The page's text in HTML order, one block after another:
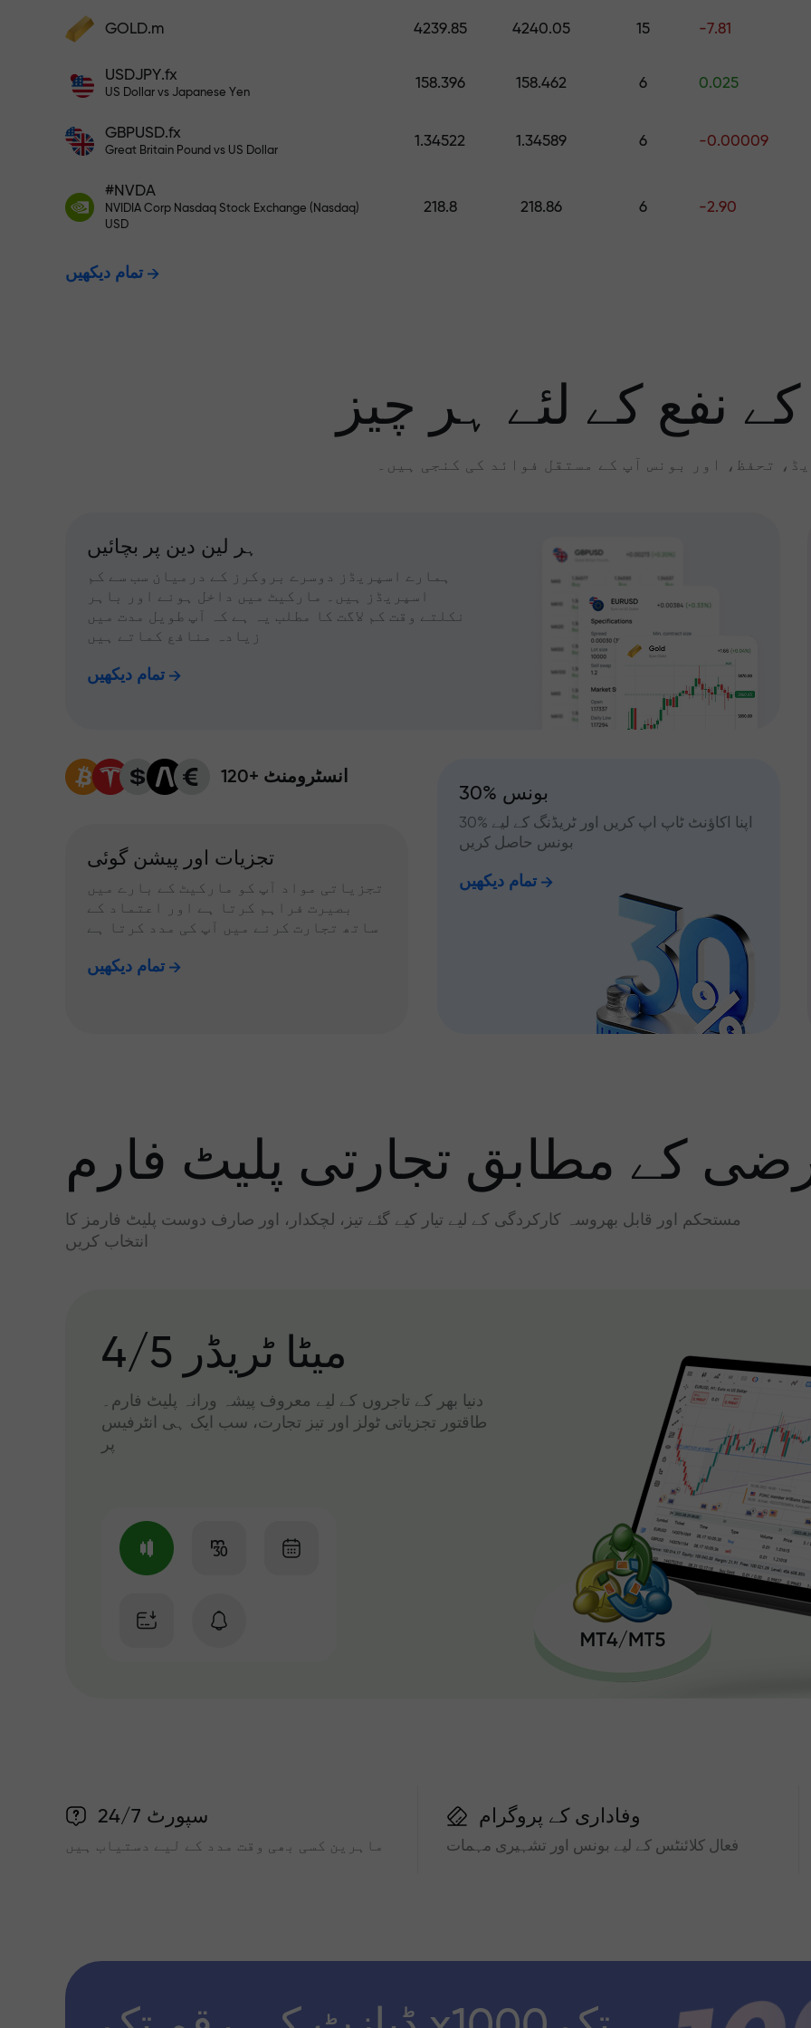
فنڈز جمع کریں اور اپنے ڈپازٹ سے 1,000 گنا بڑا
نہیں ہے۔ ڈپازٹ جتنا بڑا ہوگا، اتنا
ہی زیادہ ضرب ہوگا۔
اپنے اکاونٹ میں جمع کروائیں $333 — اور حاصل کریں تک کا تحفہ $1,500
سے پاک تجارت - ہم آپ کے
منافع کی ضمانت دیتے ہیں۔
X1000 تک کا بونس — مارکیٹ میں
GOLD.m 4239.85 4240.05 15 -7.81
USDJPY.fx
US Dollar vs Japanese Yen
158.396 158.462 6 0.025
GBPUSD.fx
Great Britain Pound vs US Dollar
1.34522 1.34589 6 -0.00009
#NVDA
NVIDIA Corp Nasdaq Stock Exchange (Nasdaq)
USD
218.8 218.86 6 -2.90
تمام دیکھیں
نفع کے لئے ہر چیز
تحفظ، اور بونس آپ کے مستقل فوائد کی کنجی ہیں۔
ہر لین دین پر بچائیں
ہمارے اسپریڈز دوسرے بروکرز کے درمیان سب سے کم
اسپریڈز ہیں۔ مارکیٹ میں داخل ہونے اور باہر
نکلتے وقت کم لاگت کا مطلب یہ ہے کہ آپ طویل مدت میں
زیادہ منافع کماتے ہیں
تمام دیکھیں
120+ انسٹرومنٹ
تجزیات اور پیشن گوئی
تجزیاتی مواد آپ کو مارکیٹ کے بارے میں
بصیرت فراہم کرتا ہے اور اعتماد کے
ساتھ تجارت کرنے میں آپ کی مدد کرتا ہے
تمام دیکھیں
30% بونس
اپنا اکاؤنٹ ٹاپ اپ کریں اور ٹریڈنگ کے لیے %30
بونس حاصل کریں
تمام دیکھیں
کے مطابق تجارتی پلیٹ فارم
مستحکم اور قابل بھروسہ کارکردگی کے لیے تیار کیے گئے تیز، لچکدار، اور صارف دوست پلیٹ فارمز کا
انتخاب کریں
میٹا ٹریڈر 4/5
دنیا بھر کے تاجروں کے لیے معروف پیشہ ورانہ پلیٹ فارم۔
طاقتور تجزیاتی ٹولز اور تیز تجارت، سب ایک ہی انٹرفیس
پر
سپورٹ 24/7
ماہرین کسی بھی وقت مدد کے لیے دستیاب ہیں
وفاداری کے پروگرام
فعال کلائنٹس کے لیے بونس اور تشہیری مہمات